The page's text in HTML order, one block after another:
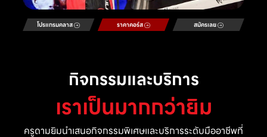
โปรแกรมคลาส ราคาคอร์ส สมัครเลย
กิจกรรมและบริการ
เราเป็นมากกว่ายิม
ครูดามยิมนำเสนอกิจกรรมพิเศษและบริการระดับมืออาชีพที่